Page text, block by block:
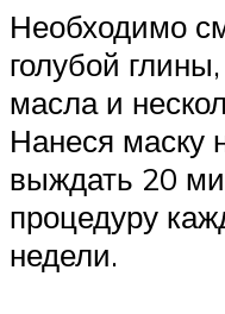
Необходимо
голубой
масла и
Нанеся маску
выждать 20
процедуру
недели.